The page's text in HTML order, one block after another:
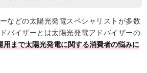
などの太陽光発電スペシャリストが多数
バイザーとは太陽光発電アドバイザーの
用まで太陽光発電に関する消費者の悩みに